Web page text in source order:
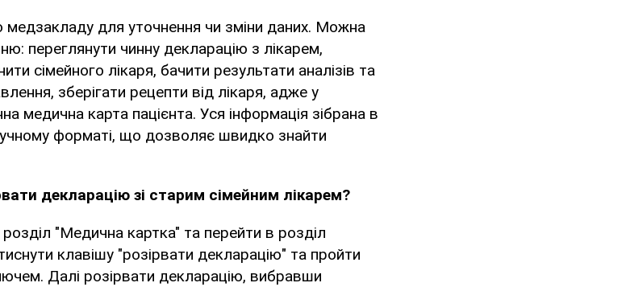
для уточнення чи зміни даних. Можна
переглянути чинну декларацію з лікарем,
сімейного лікаря, бачити результати аналізів та
зберігати рецепти від лікаря, адже у
медична карта пацієнта. Уся інформація зібрана в
форматі, що дозволяє швидко знайти
декларацію зі старим сімейним лікарем?
"Медична картка" та перейти в розділ
клавішу "розірвати декларацію" та пройти
Далі розірвати декларацію, вибравши